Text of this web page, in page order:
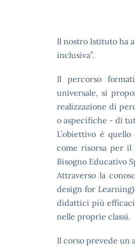
Il nostro Istituto ha
inclusiva”.
Il percorso
universale, si
realizzazione di
o aspecifiche - di
L’obiettivo è
come risorsa per
Bisogno Educativo
Attraverso la
design for
didattici più
nelle proprie classi.
Il corso prevede